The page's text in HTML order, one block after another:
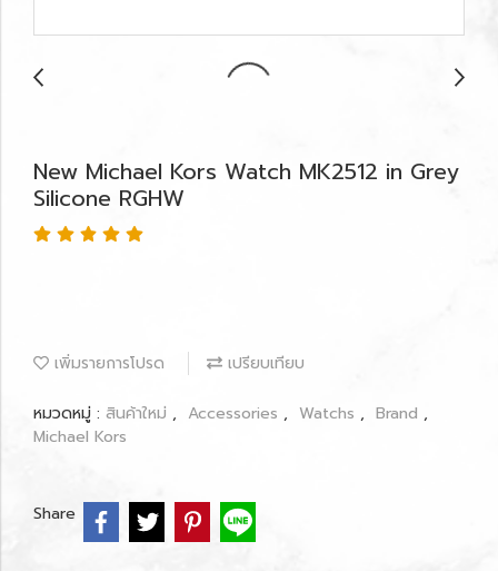
New Michael Kors Watch MK2512 in Grey
Silicone RGHW
เพิ่มรายการโปรด เปรียบเทียบ
หมวดหมู่ : สินค้าใหม่ , Accessories , Watchs , Brand ,
Michael Kors
Share